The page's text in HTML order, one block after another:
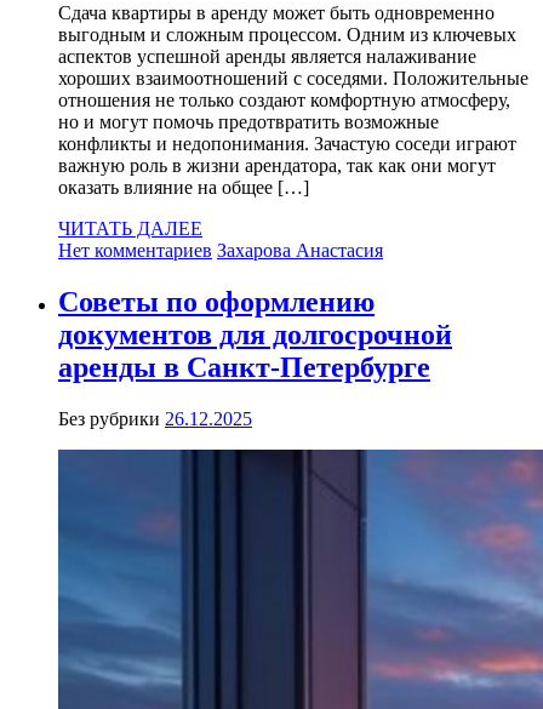
Сдача квартиры в аренду может быть одновременно
выгодным и сложным процессом. Одним из ключевых
аспектов успешной аренды является налаживание
хороших взаимоотношений с соседями. Положительные
отношения не только создают комфортную атмосферу,
но и могут помочь предотвратить возможные
конфликты и недопонимания. Зачастую соседи играют
важную роль в жизни арендатора, так как они могут
оказать влияние на общее […]
ЧИТАТЬ ДАЛЕЕ
Нет комментариев Захарова Анастасия
Советы по оформлению
документов для долгосрочной
аренды в Санкт-Петербурге
Без рубрики 26.12.2025